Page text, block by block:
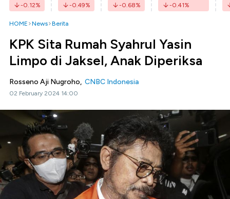
-0.12% -0.49% -0.68% -0.41%
HOME News Berita
KPK Sita Rumah Syahrul Yasin
Limpo di Jaksel, Anak Diperiksa
Rosseno Aji Nugroho, CNBC Indonesia
02 February 2024 14:00